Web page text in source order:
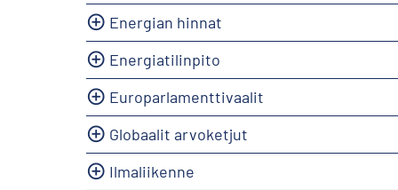
Energian hinnat
Energiatilinpito
Europarlamenttivaalit
Globaalit arvoketjut
Ilmaliikenne